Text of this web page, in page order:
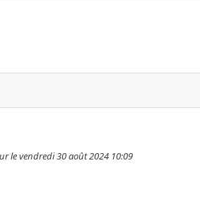
le vendredi 30 août 2024 10:09